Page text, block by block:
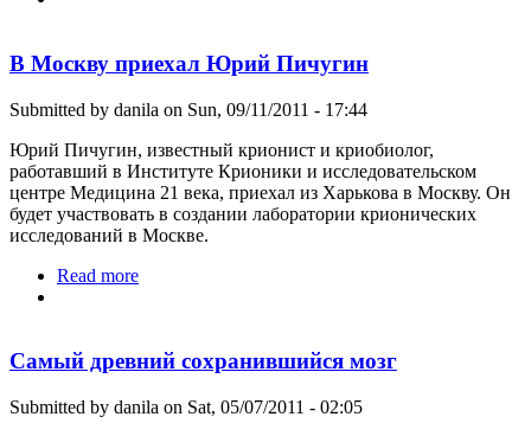
В Москву приехал Юрий Пичугин
Submitted by danila on Sun, 09/11/2011 - 17:44
Юрий Пичугин, известный крионист и криобиолог,
работавший в Институте Крионики и исследовательском
центре Медицина 21 века, приехал из Харькова в Москву. Он
будет участвовать в создании лаборатории крионических
исследований в Москве.
Read more
Самый древний сохранившийся мозг
Submitted by danila on Sat, 05/07/2011 - 02:05